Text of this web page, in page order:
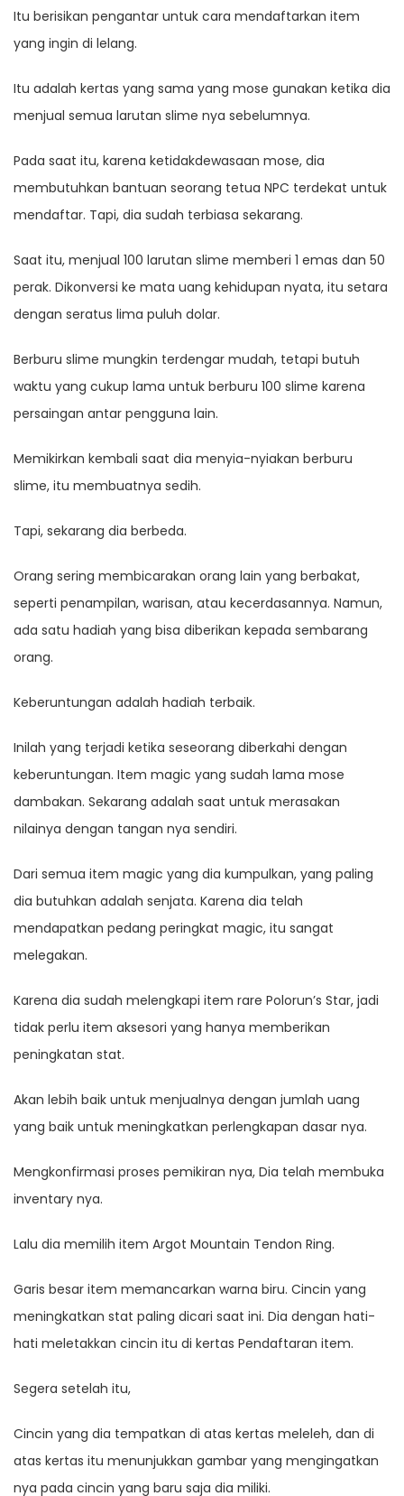
Itu berisikan pengantar untuk cara mendaftarkan item
yang ingin di lelang.
Itu adalah kertas yang sama yang mose gunakan ketika dia
menjual semua larutan slime nya sebelumnya.
Pada saat itu, karena ketidakdewasaan mose, dia
membutuhkan bantuan seorang tetua NPC terdekat untuk
mendaftar. Tapi, dia sudah terbiasa sekarang.
Saat itu, menjual 100 larutan slime memberi 1 emas dan 50
perak. Dikonversi ke mata uang kehidupan nyata, itu setara
dengan seratus lima puluh dolar.
Berburu slime mungkin terdengar mudah, tetapi butuh
waktu yang cukup lama untuk berburu 100 slime karena
persaingan antar pengguna lain.
Memikirkan kembali saat dia menyia-nyiakan berburu
slime, itu membuatnya sedih.
Tapi, sekarang dia berbeda.
Orang sering membicarakan orang lain yang berbakat,
seperti penampilan, warisan, atau kecerdasannya. Namun,
ada satu hadiah yang bisa diberikan kepada sembarang
orang.
Keberuntungan adalah hadiah terbaik.
Inilah yang terjadi ketika seseorang diberkahi dengan
keberuntungan. Item magic yang sudah lama mose
dambakan. Sekarang adalah saat untuk merasakan
nilainya dengan tangan nya sendiri.
Dari semua item magic yang dia kumpulkan, yang paling
dia butuhkan adalah senjata. Karena dia telah
mendapatkan pedang peringkat magic, itu sangat
melegakan.
Karena dia sudah melengkapi item rare Polorun’s Star, jadi
tidak perlu item aksesori yang hanya memberikan
peningkatan stat.
Akan lebih baik untuk menjualnya dengan jumlah uang
yang baik untuk meningkatkan perlengkapan dasar nya.
Mengkonfirmasi proses pemikiran nya, Dia telah membuka
inventary nya.
Lalu dia memilih item Argot Mountain Tendon Ring.
Garis besar item memancarkan warna biru. Cincin yang
meningkatkan stat paling dicari saat ini. Dia dengan hati-
hati meletakkan cincin itu di kertas Pendaftaran item.
Segera setelah itu,
Cincin yang dia tempatkan di atas kertas meleleh, dan di
atas kertas itu menunjukkan gambar yang mengingatkan
nya pada cincin yang baru saja dia miliki.